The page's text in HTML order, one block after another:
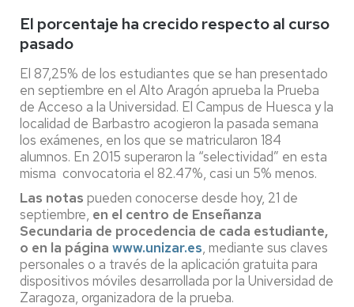
El porcentaje ha crecido respecto al curso
pasado
El 87,25% de los estudiantes que se han presentado
en septiembre en el Alto Aragón aprueba la Prueba
de Acceso a la Universidad. El Campus de Huesca y la
localidad de Barbastro acogieron la pasada semana
los exámenes, en los que se matricularon 184
alumnos. En 2015 superaron la “selectividad” en esta
misma convocatoria el 82.47%, casi un 5% menos.
Las notas pueden conocerse desde hoy, 21 de
septiembre, en el centro de Enseñanza
Secundaria de procedencia de cada estudiante,
o en la página www.unizar.es, mediante sus claves
personales o a través de la aplicación gratuita para
dispositivos móviles desarrollada por la Universidad de
Zaragoza, organizadora de la prueba.